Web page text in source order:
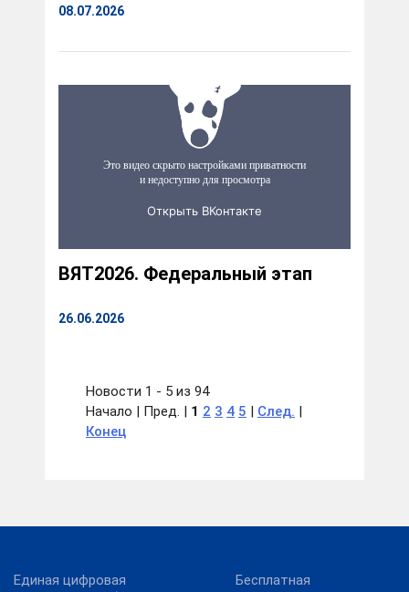
08.07.2026
ВЯТ2026. Федеральный этап
26.06.2026
Новости 1 - 5 из 94
Начало | Пред. | 1 2 3 4 5 | След. |
Конец
Единая цифровая
Бесплатная